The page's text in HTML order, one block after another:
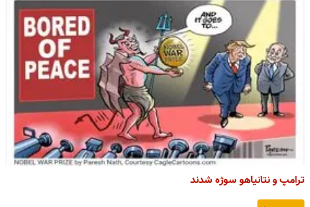
ترامپ و نتانیاهو سوژه شدند